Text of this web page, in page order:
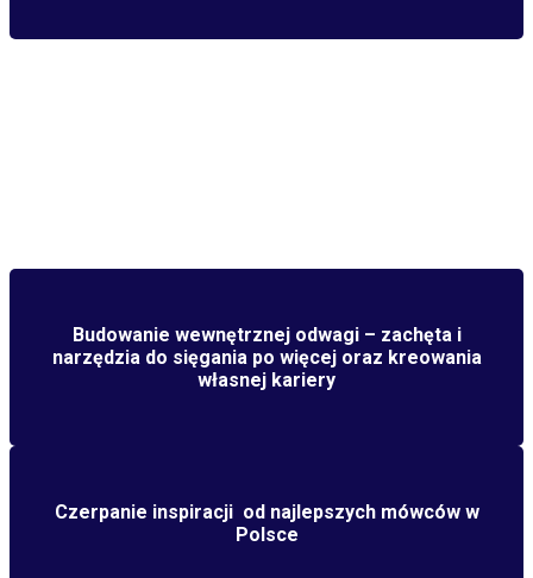
Budowanie wewnętrznej odwagi – zachęta i
narzędzia do sięgania po więcej oraz kreowania
własnej kariery
Czerpanie inspiracji od najlepszych mówców w
Polsce